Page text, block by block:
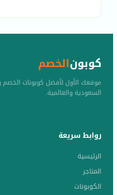
كوبونالخصم
موقعك الأول لأفضل كوبونات الخصم
السعودية والعالمية.
روابط سريعة
الرئيسية
المتاجر
الكوبونات